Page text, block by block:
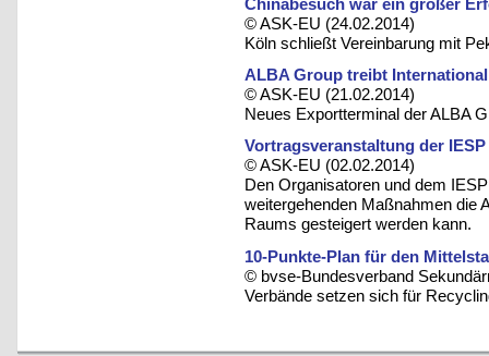
© ASK-EU (24.02.2014)
Köln schließt Vereinbarung mit
ALBA Group treibt
© ASK-EU (21.02.2014)
Neues Exportterminal der ALBA
Vortragsveranstaltung der IESP
© ASK-EU (02.02.2014)
Den Organisatoren und dem
weitergehenden Maßnahmen die
Raums gesteigert werden kann.
10-Punkte-Plan für den
© bvse-Bundesverband
Verbände setzen sich für